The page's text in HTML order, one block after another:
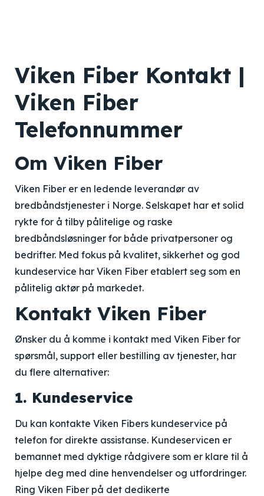
Viken Fiber Kontakt |
Viken Fiber
Telefonnummer
Om Viken Fiber
Viken Fiber er en ledende leverandør av
bredbåndstjenester i Norge. Selskapet har et solid
rykte for å tilby pålitelige og raske
bredbåndsløsninger for både privatpersoner og
bedrifter. Med fokus på kvalitet, sikkerhet og god
kundeservice har Viken Fiber etablert seg som en
pålitelig aktør på markedet.
Kontakt Viken Fiber
Ønsker du å komme i kontakt med Viken Fiber for
spørsmål, support eller bestilling av tjenester, har
du flere alternativer:
1. Kundeservice
Du kan kontakte Viken Fibers kundeservice på
telefon for direkte assistanse. Kundeservicen er
bemannet med dyktige rådgivere som er klare til å
hjelpe deg med dine henvendelser og utfordringer.
Ring Viken Fiber på det dedikerte